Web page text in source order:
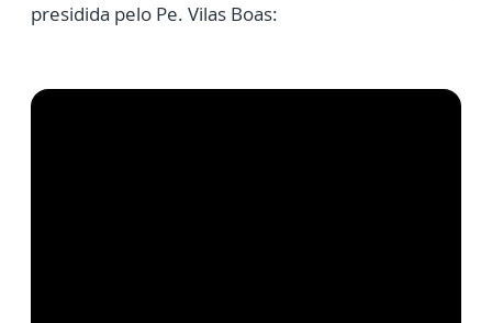
presidida pelo Pe. Vilas Boas: